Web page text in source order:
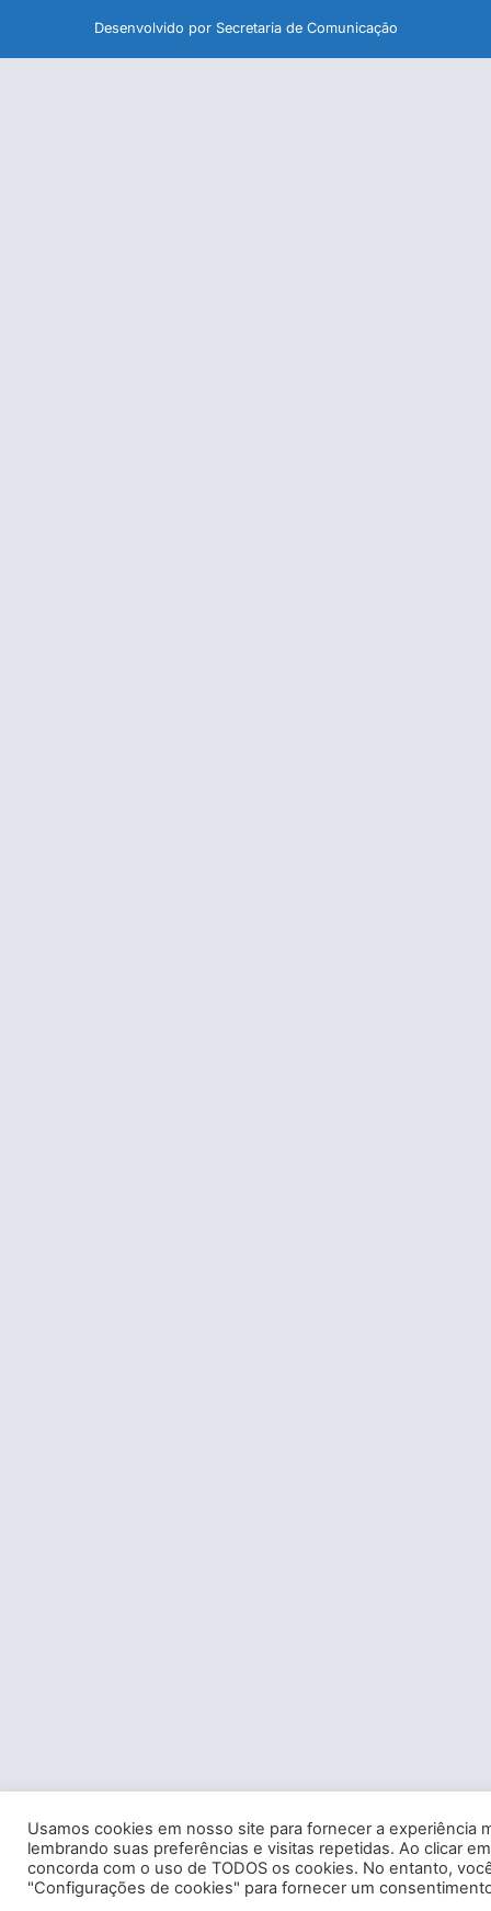
Desenvolvido por Secretaria de Comunicação
Usamos cookies em nosso site para fornecer a experiência
lembrando suas preferências e visitas repetidas. Ao clicar
concorda com o uso de TODOS os cookies. No entanto,
"Configurações de cookies" para fornecer um